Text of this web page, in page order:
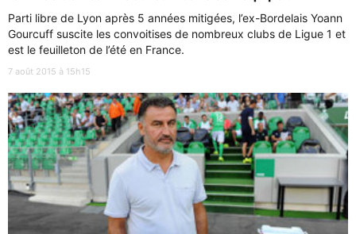
Parti libre de Lyon après 5 années mitigées, l’ex-Bordelais Yoann
Gourcuff suscite les convoitises de nombreux clubs de Ligue 1 et
est le feuilleton de l’été en France.
7 août 2015 à 15h15